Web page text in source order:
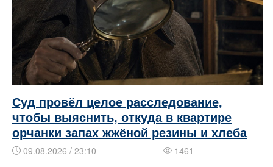
Суд провёл целое расследование,
чтобы выяснить, откуда в квартире
орчанки запах жжёной резины и хлеба
09.08.2026 / 23:10 1461